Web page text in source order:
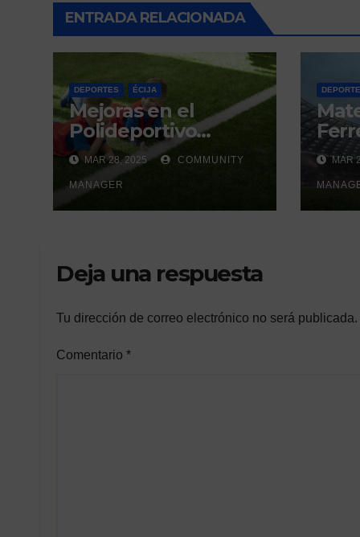
ENTRADA RELACIONADA
DEPORTES ÉCIJA
Mejoras en el
Polideportivo
Municipal del Valle
de Écija:
Renovación y
Mantenimiento
MAR 28, 2025 COMMUNITY
MANAGER
unMAR
Deja una respuesta
Tu dirección de correo electrónico no será publicada.
Comentario *